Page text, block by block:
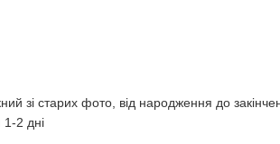
зі старих фото, від народження до
2 дні